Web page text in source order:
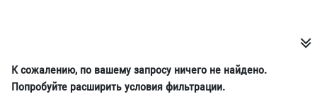
К сожалению, по вашему запросу ничего не найдено.
Попробуйте расширить условия фильтрации.